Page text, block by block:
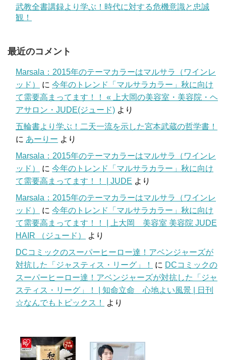
武教全書講録より学ぶ！時代に対する危機意識と忠誠
観！
最近のコメント
Marsala：2015年のテーマカラーはマルサラ（ワインレ
ッド）
に 今年のトレンド「マルサラカラー」秋に向け
て需要高まってます！！ « 上大岡の美容室・美容院・ヘ
アサロン・JUDE(ジュード) より
五輪書より学ぶ！二天一流を示した宮本武蔵の哲学書！
に あーりー より
Marsala：2015年のテーマカラーはマルサラ（ワインレ
ッド）
に 今年のトレンド「マルサラカラー」秋に向け
て需要高まってます！！ | JUDE より
Marsala：2015年のテーマカラーはマルサラ（ワインレ
ッド）
に 今年のトレンド「マルサラカラー」秋に向け
て需要高まってます！！ | 上大岡 美容室 美容院 JUDE
HAIR （ジュード）
より
DCコミックのスーパーヒーロー達！アベンジャーズが
対抗した「ジャスティス・リーグ」！
に DCコミックの
スーパーヒーロー達！アベンジャーズが対抗した「ジャ
スティス・リーグ」！ | 知命立命 心地よい風景 | 日刊
☆なんでもトピックス！
より